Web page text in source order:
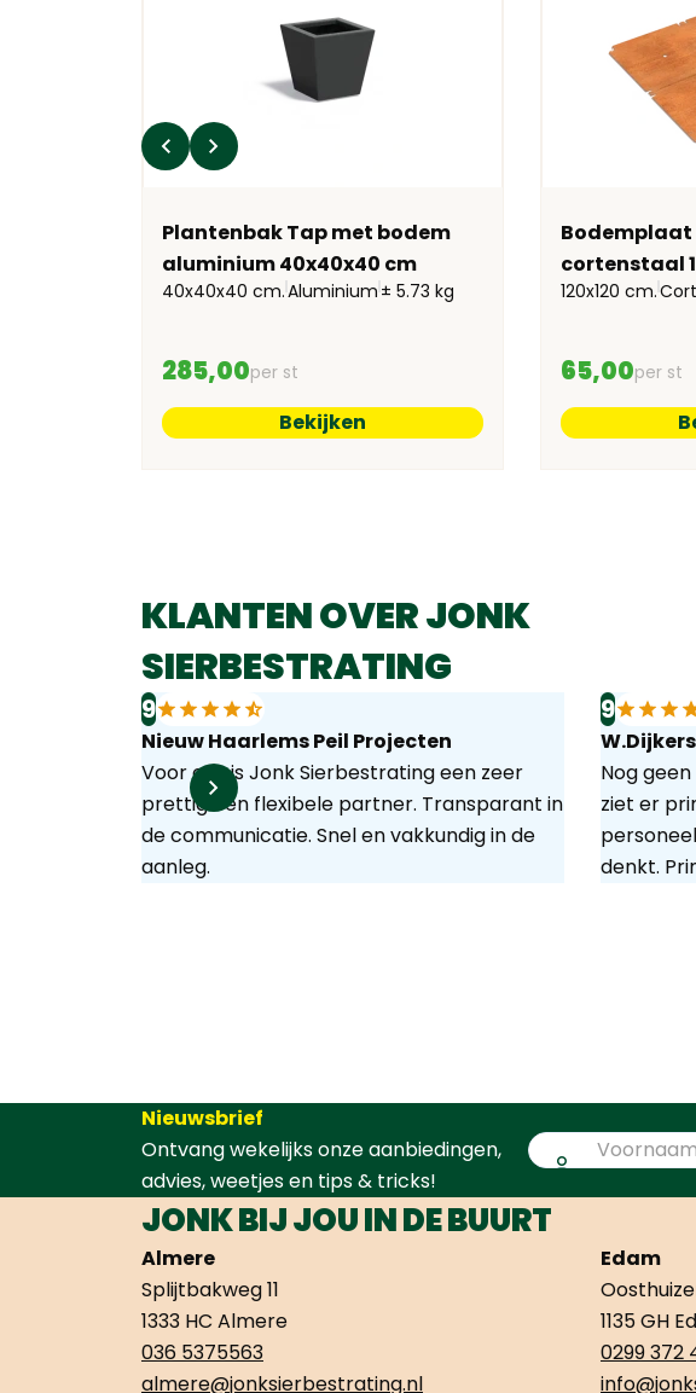
Plantenbak Tap met bodem
aluminium 40x40x40 cm
40x40x40 cm.Aluminium ± 5.73 kg
285,00per st
Bekijken
Bodemplaat
cortenstaal
120x120 cm.
65,00per st
KLANTEN OVER JONK
SIERBESTRATING
9
Nieuw Haarlems Peil Projecten
Voor ons is Jonk Sierbestrating een zeer
prettige en flexibele partner. Transparant in
de communicatie. Snel en vakkundig in de
aanleg.
9
W.Dijkers
Nog
ziet er
denkt.
Nieuwsbrief
Ontvang wekelijks onze aanbiedingen,
advies, weetjes en tips & tricks!
JONK BIJ JOU IN DE BUURT
Almere
Splijtbakweg 11
1333 HC Almere
036 5375563
almere@jonksierbestrating.nl
Edam
1135 GH
0299 372